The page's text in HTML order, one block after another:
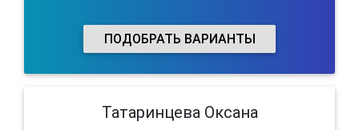
ПОДОБРАТЬ ВАРИАНТЫ
Татаринцева Оксана